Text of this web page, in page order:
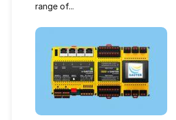
range of...